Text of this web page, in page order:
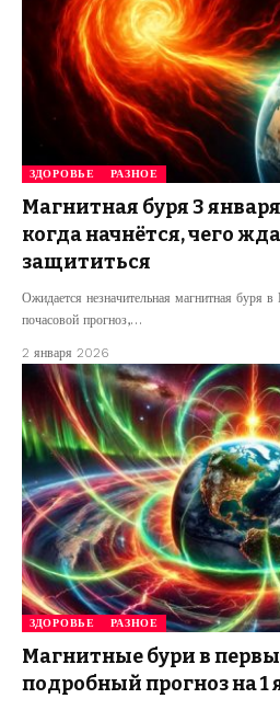
ЗДОРОВЬЕ РАЗНОЕ
Магнитная буря 3
когда начнётся, чего
защититься
Ожидается незначительная магнитная
почасовой прогноз,…
2 января 2026
ЗДОРОВЬЕ РАЗНОЕ
Магнитные бури в
подробный прогноз на 1